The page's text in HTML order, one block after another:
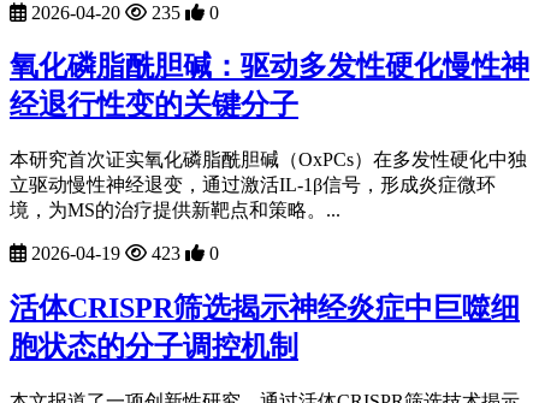
2026-04-20 235 0
氧化磷脂酰胆碱：驱动多发性硬化慢性神
经退行性变的关键分子
本研究首次证实氧化磷脂酰胆碱（OxPCs）在多发性硬化中独
立驱动慢性神经退变，通过激活IL-1β信号，形成炎症微环
境，为MS的治疗提供新靶点和策略。...
2026-04-19 423 0
活体CRISPR筛选揭示神经炎症中巨噬细
胞状态的分子调控机制